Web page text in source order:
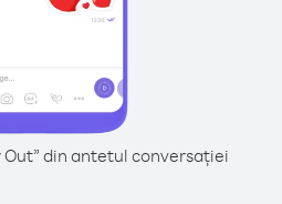
din antetul conversației